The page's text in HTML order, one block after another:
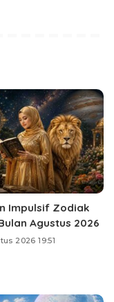
Impulsif Zodiak
Agustus 2026
2026 19:51